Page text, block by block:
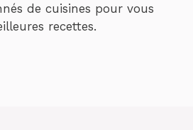
de cuisines pour vous
recettes.